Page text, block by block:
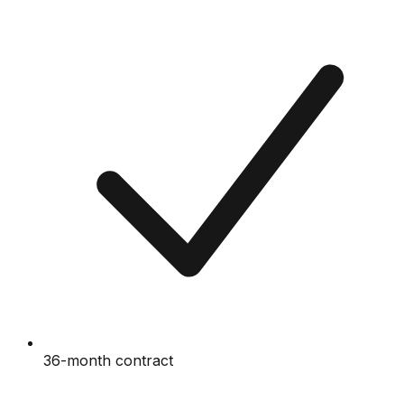
36-month contract